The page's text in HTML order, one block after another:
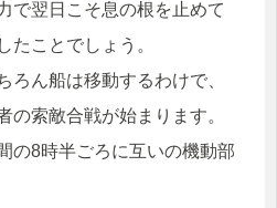
で翌日こそ息の根を止めて
たことでしょう。
ろん船は移動するわけで、
の索敵合戦が始まります。
の8時半ごろに互いの機動部